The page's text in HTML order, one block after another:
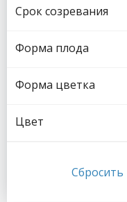
Срок созревания
Форма плода
Форма цветка
Цвет